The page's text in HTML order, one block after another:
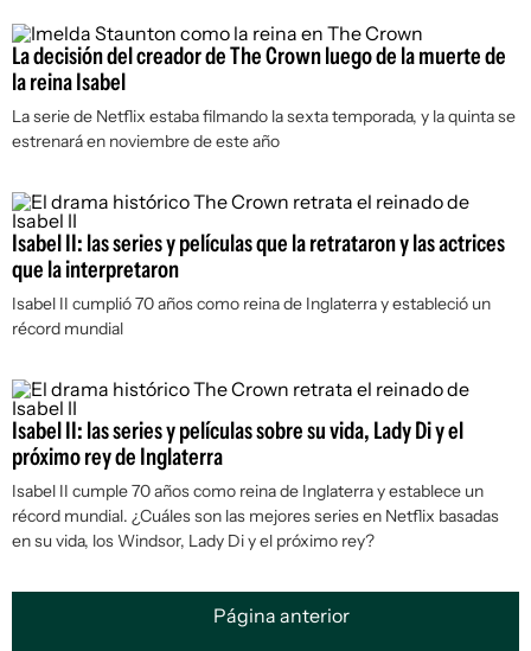
La decisión del creador de The Crown luego de la muerte de
la reina Isabel
La serie de Netflix estaba filmando la sexta temporada, y la quinta se
estrenará en noviembre de este año
Isabel II: las series y películas que la retrataron y las actrices
que la interpretaron
Isabel II cumplió 70 años como reina de Inglaterra y estableció un
récord mundial
Isabel II: las series y películas sobre su vida, Lady Di y el
próximo rey de Inglaterra
Isabel II cumple 70 años como reina de Inglaterra y establece un
récord mundial. ¿Cuáles son las mejores series en Netflix basadas
en su vida, los Windsor, Lady Di y el próximo rey?
Página anterior